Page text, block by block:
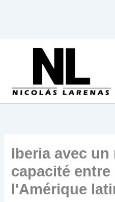
Iberia avec un
capacité
l'Amérique